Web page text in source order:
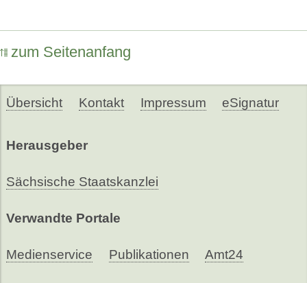
zum Seitenanfang
Übersicht Kontakt Impressum eSignatur
Herausgeber
Sächsische Staatskanzlei
Verwandte Portale
Medienservice Publikationen Amt24